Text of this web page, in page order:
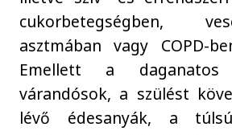
cukorbetegségben,
asztmában vagy COPD-
Emellett a
várandósok, a szülést
lévő édesanyák, a